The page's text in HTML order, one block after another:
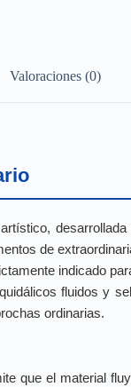
Valoraciones (0)
de
indicado
fluidos y
ordinarias.
que el material